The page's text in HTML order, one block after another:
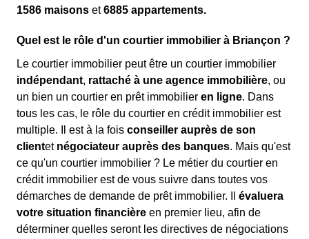
1586 maisons et6885 appartements.
Quel est le rôle d'un courtier immobilier à Briançon ?
Le courtier immobilier peut être un courtier immobilier
indépendant, rattaché à une agence immobilière, ou
un bien un courtier en prêt immobilier en ligne. Dans
tous les cas, le rôle du courtier en crédit immobilier est
multiple. Il est à la fois conseiller auprès de son
clientet négociateur auprès des banques. Mais qu'est
ce qu'un courtier immobilier ? Le métier du courtier en
crédit immobilier est de vous suivre dans toutes vos
démarches de demande de prêt immobilier. Il évaluera
votre situation financière en premier lieu, afin de
déterminer quelles seront les directives de négociations